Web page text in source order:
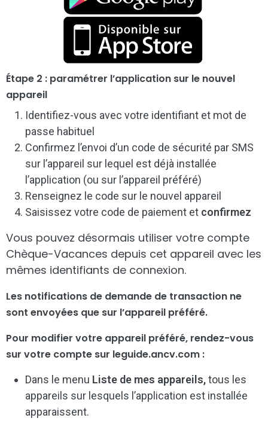
Étape 2 : paramétrer l’application sur le nouvel
appareil
Identifiez-vous avec votre identifiant et mot de
passe habituel
Confirmez l’envoi d’un code de sécurité par SMS
sur l’appareil sur lequel est déjà installée
l’application (ou sur l’appareil préféré)
Renseignez le code sur le nouvel appareil
Saisissez votre code de paiement et confirmez
Vous pouvez désormais utiliser votre compte
Chèque-Vacances depuis cet appareil avec les
mêmes identifiants de connexion.
Les notifications de demande de transaction ne
sont envoyées que sur l’appareil préféré.
Pour modifier votre appareil préféré, rendez-vous
sur votre compte sur leguide.ancv.com :
Dans le menu Liste de mes appareils,tous les
appareils sur lesquels l’application est installée
apparaissent.